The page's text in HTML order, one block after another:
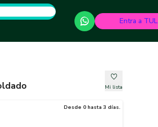
Entra a TUL
3/4" Soldado Mi lista
Desde 0 hasta 3 días.